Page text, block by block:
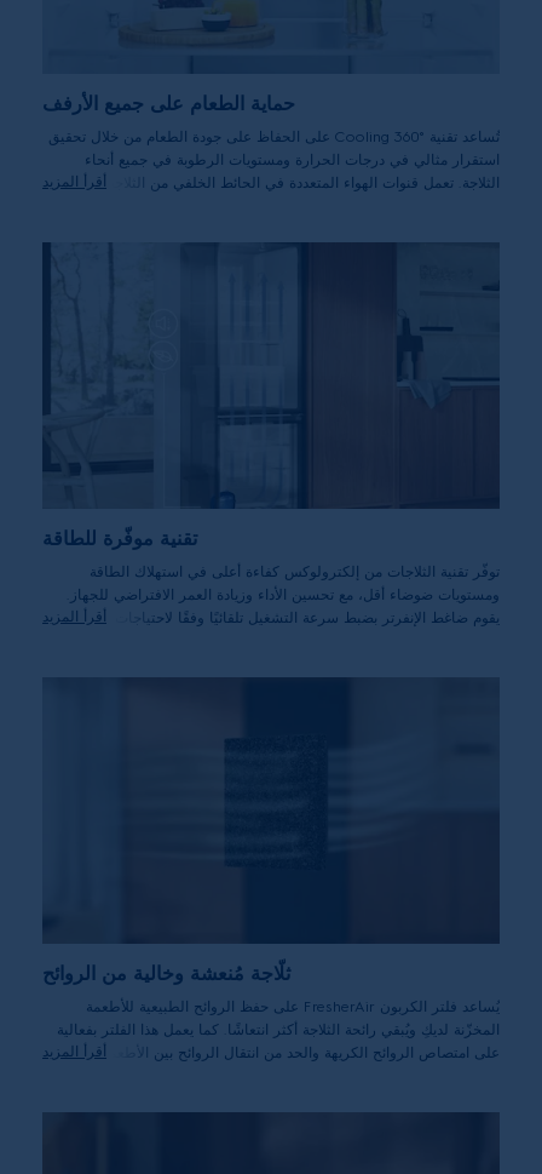
حماية الطعام على جميع الأرفف
تُساعد تقنية Cooling 360° على الحفاظ على جودة الطعام من خلال تحقيق
استقرار مثالي في درجات الحرارة ومستويات الرطوبة في جميع أنحاء
الثلاجة. تعمل قنوات الهواء المتعددة في الحائط الخلفي من الثلاجة على تدوير
أقرأ المزيد
تقنية موفّرة للطاقة
توفّر تقنية الثلاجات من إلكترولوكس كفاءة أعلى في استهلاك الطاقة
ومستويات ضوضاء أقل، مع تحسين الأداء وزيادة العمر الافتراضي للجهاز.
يقوم ضاغط الإنفرتر بضبط سرعة التشغيل تلقائيًا وفقًا لاحتياجات التبريد، مما
أقرأ المزيد
ثلّاجة مُنعشة وخالية من الروائح
يُساعد فلتر الكربون FresherAir على حفظ الروائح الطبيعية للأطعمة
المخزّنة لديكِ ويُبقي رائحة الثلاجة أكثر انتعاشًا. كما يعمل هذا الفلتر بفعالية
على امتصاص الروائح الكريهة والحد من انتقال الروائح بين الأطعمة المختلفة.
أقرأ المزيد